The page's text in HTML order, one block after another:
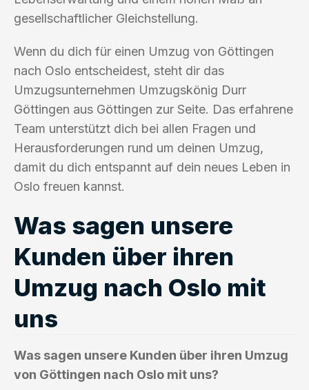
gesellschaftlicher Gleichstellung.
Wenn du dich für einen Umzug von Göttingen
nach Oslo entscheidest, steht dir das
Umzugsunternehmen Umzugskönig Durr
Göttingen aus Göttingen zur Seite. Das erfahrene
Team unterstützt dich bei allen Fragen und
Herausforderungen rund um deinen Umzug,
damit du dich entspannt auf dein neues Leben in
Oslo freuen kannst.
Was sagen unsere
Kunden über ihren
Umzug nach Oslo mit
uns
Was sagen unsere Kunden über ihren Umzug
von Göttingen nach Oslo mit uns?